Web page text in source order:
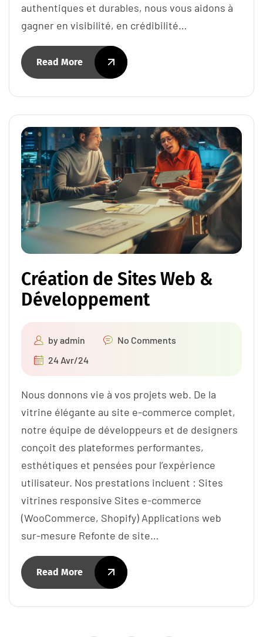
authentiques et durables, nous vous aidons à
gagner en visibilité, en crédibilité…
Read More
Création de Sites Web &
Développement
byadmin
No Comments
24 Avr/24
Nous donnons vie à vos projets web. De la
vitrine élégante au site e-commerce complet,
notre équipe de développeurs et de designers
conçoit des plateformes performantes,
esthétiques et pensées pour l’expérience
utilisateur. Nos prestations incluent : Sites
vitrines responsive Sites e-commerce
(WooCommerce, Shopify) Applications web
sur-mesure Refonte de site…
Read More